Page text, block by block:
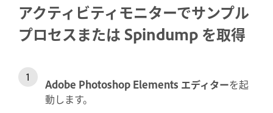
アクティビティモニターでサンプル
プロセスまたは Spindump を取得
Adobe Photoshop Elements エディターを起
動します。